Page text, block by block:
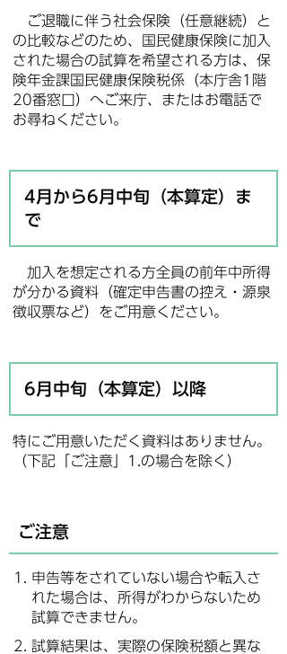
ご退職に伴う社会保険（任意継続）と
の比較などのため、国民健康保険に加入
された場合の試算を希望される方は、保
険年金課国民健康保険税係（本庁舎1階
20番窓口）へご来庁、またはお電話で
お尋ねください。
4月から6月中旬（本算定）ま
で
加入を想定される方全員の前年中所得
が分かる資料（確定申告書の控え・源泉
徴収票など）をご用意ください。
6月中旬（本算定）以降
特にご用意いただく資料はありません。
（下記「ご注意」1.の場合を除く）
ご注意
申告等をされていない場合や転入さ
れた場合は、所得がわからないため
試算できません。
試算結果は、実際の保険税額と異な